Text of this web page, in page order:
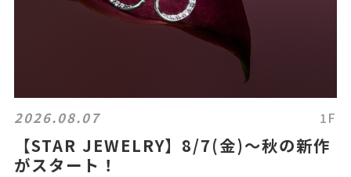
2026.08.07 1F
【STAR JEWELRY】8/7(金)～秋の新作
がスタート！